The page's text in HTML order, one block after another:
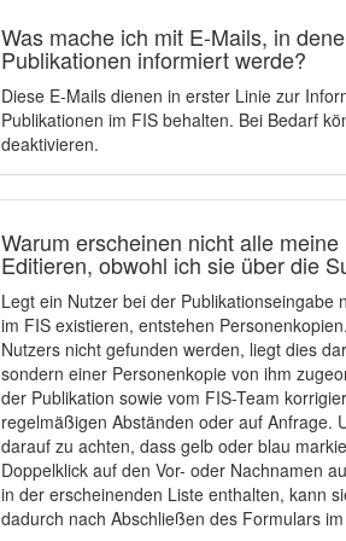
Was mache ich mit E-Mails, in
Publikationen informiert werde?
Diese E-Mails dienen in erster Linie zur
Publikationen im FIS behalten. Bei Bedarf
deaktivieren.
Warum erscheinen nicht alle
Editieren, obwohl ich sie über die
Legt ein Nutzer bei der
im FIS existieren, entstehen
Nutzers nicht gefunden werden, liegt dies
sondern einer Personenkopie von ihm
der Publikation sowie vom FIS-Team
regelmäßigen Abständen oder auf Anfrage.
darauf zu achten, dass gelb oder blau
Doppelklick auf den Vor- oder Nachnamen
in der erscheinenden Liste enthalten, kann
dadurch nach Abschließen des Formulars